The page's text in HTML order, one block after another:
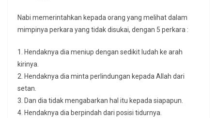
Nabi memerintahkan kepada orang yang melihat dalam
mimpinya perkara yang tidak disukai, dengan 5 perkara :
1. Hendaknya dia meniup dengan sedikit ludah ke arah
kirinya.
2. Hendaknya dia minta perlindungan kepada Allah dari
setan.
3. Dan dia tidak mengabarkan hal itu kepada siapapun.
4. Hendaknya dia berpindah dari posisi tidurnya.